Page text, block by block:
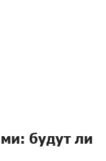
будут ли